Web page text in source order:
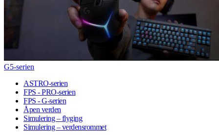
G5-serien
ASTRO-serien
FPS - PRO-serien
FPS - G-serien
Åpen verden
Simulering – flyging
Simulering – verdensrommet